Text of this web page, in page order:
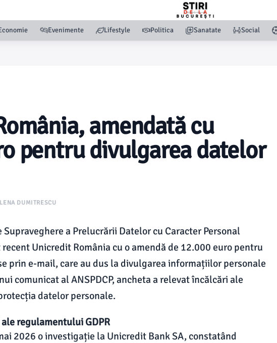
Evenimente Lifestyle Politica Sanatate Social
amendată cu
pentru divulgarea datelor
DUMITRESCU
a Prelucrării Datelor cu Caracter Personal
recent Unicredit România cu o amendă de 12.000 euro pentru
prin e-mail, care au dus la divulgarea informațiilor personale
comunicat al ANSPDCP, ancheta a relevat încălcări ale
datelor personale.
regulamentului GDPR
2026 o investigație la Unicredit Bank SA, constatând